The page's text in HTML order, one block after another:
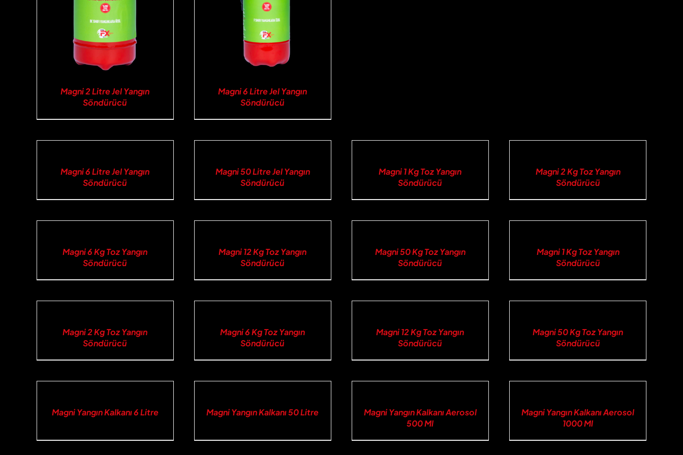
Magni 2 Litre Jel Yangın
Söndürücü
Magni 6 Litre Jel Yangın
Söndürücü
Magni 6 Litre Jel Yangın
Söndürücü
Magni 50 Litre Jel Yangın
Söndürücü
Magni 1 Kg Toz Yangın
Söndürücü
Magni 2 Kg Toz Yangın
Söndürücü
Magni 6 Kg Toz Yangın
Söndürücü
Magni 12 Kg Toz Yangın
Söndürücü
Magni 50 Kg Toz Yangın
Söndürücü
Magni 1 Kg Toz Yangın
Söndürücü
Magni 2 Kg Toz Yangın
Söndürücü
Magni 6 Kg Toz Yangın
Söndürücü
Magni 12 Kg Toz Yangın
Söndürücü
Magni 50 Kg Toz Yangın
Söndürücü
Magni Yangın Kalkanı 6 Litre Magni Yangın Kalkanı 50 Litre
Magni Yangın Kalkanı Aerosol
500 Ml
Magni Yangın Kalkanı Aerosol
1000 Ml